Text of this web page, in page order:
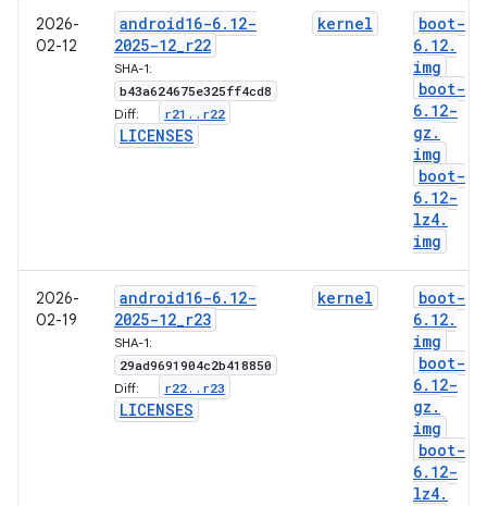
2026-
02-12
android16-6. 12-
2025-12_r22
SHA-1:
b43a624675e325ff4cd8
Diff: r21 . . r22
LICENSES
kernel
boot-
6. 12.
img
boot-
6. 12-
gz .
img
boot-
6. 12-
lz4.
img
2026-
02-19
android16-6. 12-
2025-12_r23
SHA-1:
29ad9691904c2b418850
Diff: r22. . r23
LICENSES
kernel
boot-
6. 12.
img
boot-
6. 12-
gz .
img
boot-
6. 12-
lz4.